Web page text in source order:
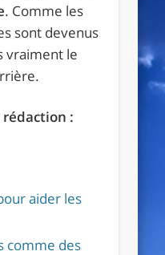
. Comme les
sont devenus
vraiment le
rédaction :
aider les
comme des